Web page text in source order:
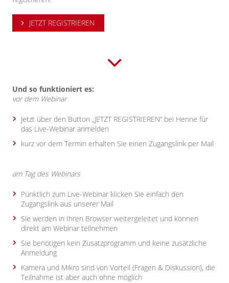
JETZT REGISTRIEREN
Und so funktioniert es:
vor dem Webinar
Jetzt über den Button „JETZT REGISTRIEREN“ bei Henne für
das Live-Webinar anmelden
kurz vor dem Termin erhalten Sie einen Zugangslink per Mail
am Tag des Webinars
Pünktlich zum Live-Webinar klicken Sie einfach den
Zugangslink aus unserer Mail
Sie werden in Ihren Browser weitergeleitet und können
direkt am Webinar teilnehmen
Sie benötigen kein Zusatzprogramm und keine zusätzliche
Anmeldung
Kamera und Mikro sind von Vorteil (Fragen & Diskussion), die
Teilnahme ist aber auch ohne möglich